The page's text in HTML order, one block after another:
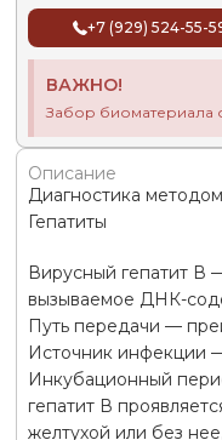
+7 (929) 524-55-
ВАЖНО!
Забор биоматериала
Описание
Диагностика
Гепатиты
Вирусный гепатит В
вызываемое ДНК-
Путь передачи —
Источник инфекции
Инкубационный
гепатит В
желтухой или без